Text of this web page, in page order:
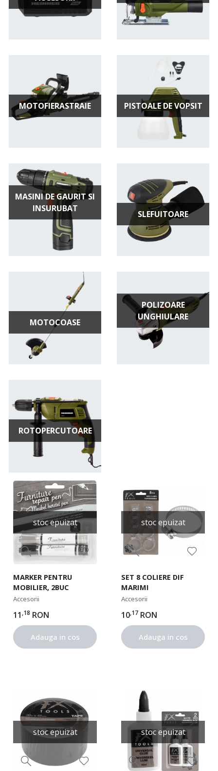
MOTOFIERASTRAIE PISTOALE DE VOPSIT
MASINI DE GAURIT SI
INSURUBAT
SLEFUITOARE
MOTOCOASE
POLIZOARE
UNGHIULARE
ROTOPERCUTOARE
stoc epuizat
MARKER PENTRU
MOBILIER, 2BUC
Accesorii
11 ,18 RON
Adauga in cos
stoc epuizat
SET 8 COLIERE DIF
MARIMI
Accesorii
10,17 RON
Adauga in cos
stoc epuizat stoc epuizat